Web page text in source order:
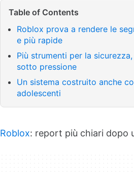
Table of Contents
Roblox prova a rendere le
e più rapide
Più strumenti per la
sotto pressione
Un sistema costruito anche
adolescenti
Roblox: report più chiari dopo